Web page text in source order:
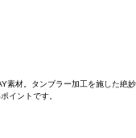
素材。タンブラー加工を施した絶妙
イントです。